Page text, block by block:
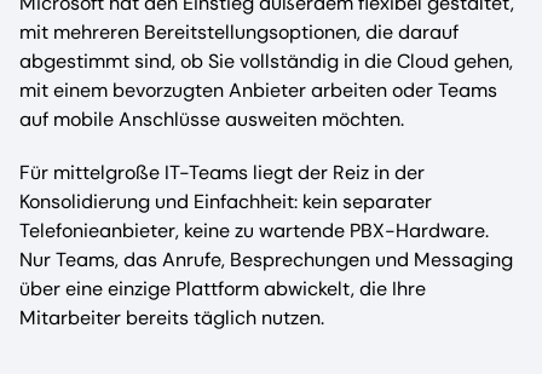
mit mehreren Bereitstellungsoptionen, die darauf
abgestimmt sind, ob Sie vollständig in die Cloud gehen,
mit einem bevorzugten Anbieter arbeiten oder Teams
auf mobile Anschlüsse ausweiten möchten.
Für mittelgroße IT-Teams liegt der Reiz in der
Konsolidierung und Einfachheit: kein separater
Telefonieanbieter, keine zu wartende PBX-Hardware.
Nur Teams, das Anrufe, Besprechungen und Messaging
über eine einzige Plattform abwickelt, die Ihre
Mitarbeiter bereits täglich nutzen.